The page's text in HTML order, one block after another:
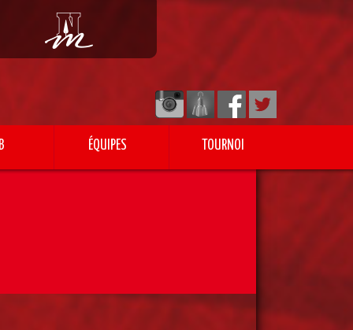
ÉQUIPES TOURNOI